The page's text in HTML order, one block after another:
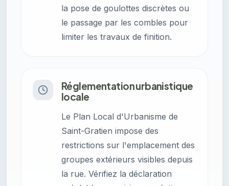
la pose de goulottes discrètes ou
le passage par les combles pour
limiter les travaux de finition.
Réglementation urbanistique
locale
Le Plan Local d'Urbanisme de
Saint-Gratien impose des
restrictions sur l'emplacement des
groupes extérieurs visibles depuis
la rue. Vérifiez la déclaration